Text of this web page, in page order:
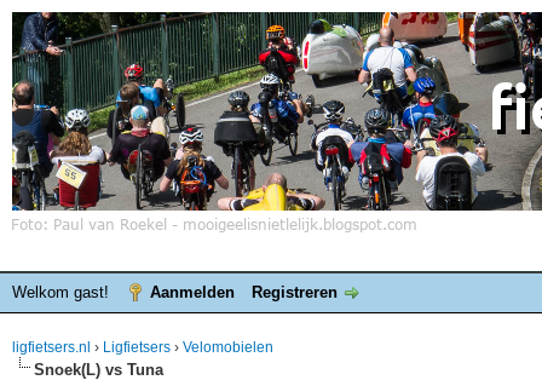
Welkom gast! Aanmelden Registreren
ligfietsers.nl › Ligfietsers › Velomobielen
Snoek(L) vs Tuna